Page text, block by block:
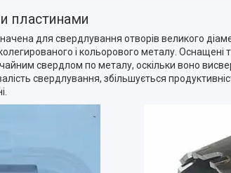
пластинами
для свердлування отворів великого
і кольорового металу.
свердлом по металу, оскільки воно
свердлування, збільшується